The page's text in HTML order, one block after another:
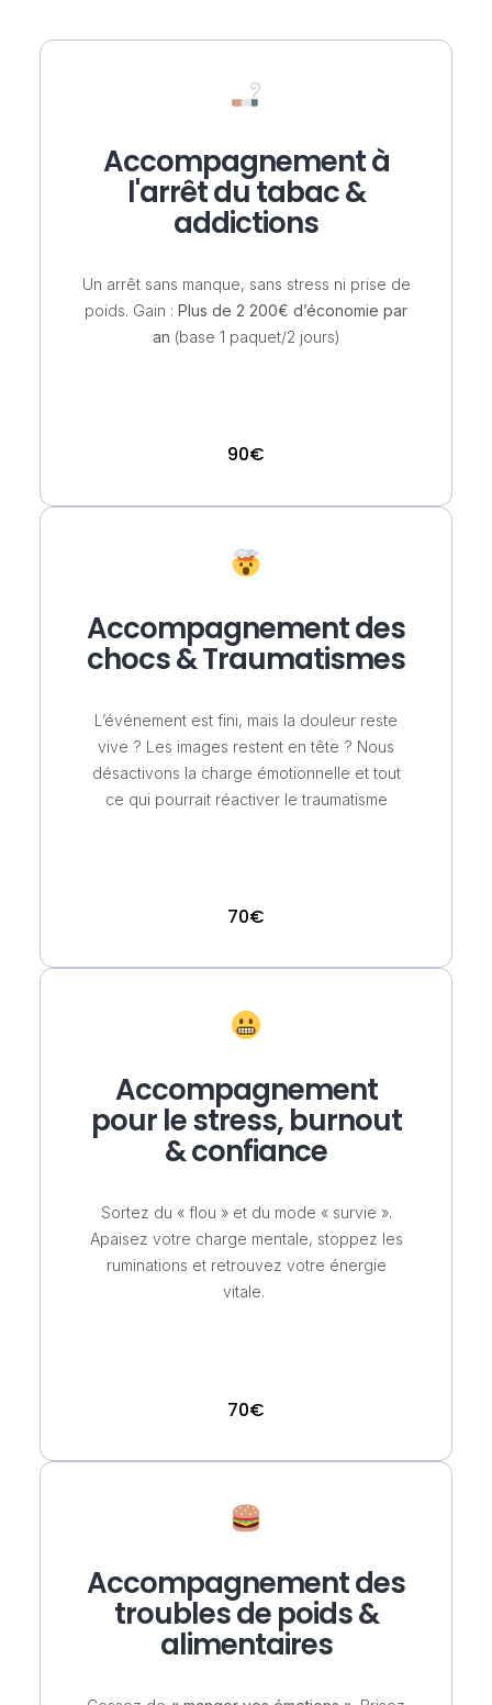
Accompagnement à
l'arrêt du tabac &
addictions
Un arrêt sans manque, sans stress ni prise de
poids. Gain : Plus de 2 200€ d’économie par
an (base 1 paquet/2 jours)
90€
Accompagnement des
chocs & Traumatismes
L’événement est fini, mais la douleur reste
vive ? Les images restent en tête ? Nous
désactivons la charge émotionnelle et tout
ce qui pourrait réactiver le traumatisme
70€
Accompagnement
pour le stress, burnout
& confiance
Sortez du « flou » et du mode « survie ».
Apaisez votre charge mentale, stoppez les
ruminations et retrouvez votre énergie
vitale.
70€
Accompagnement des
troubles de poids &
alimentaires